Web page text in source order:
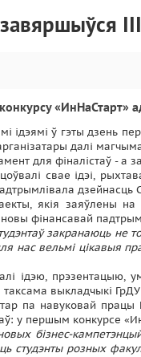
«ИнНаСтарт»
ідэямі ў гэты дзень
далі
для фіналістаў - а
свае ідэі,
дзейнасць
якія заяўлены на
фінансавай
закранаюць не
нас вельмі цікавыя
ідэю, прэзентацыю,
таксама выкладчыкі
па навуковай
у першым конкурсе
бізнес-
студэнты розных